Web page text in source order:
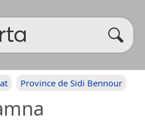
Province de Sidi Bennour